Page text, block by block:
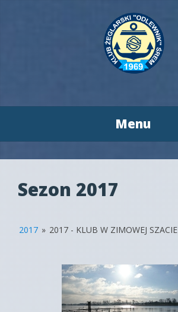
Menu
Przeskocz
do
Sezon 2017
2017 » 2017 - KLUB W ZIMOWEJ SZACIE